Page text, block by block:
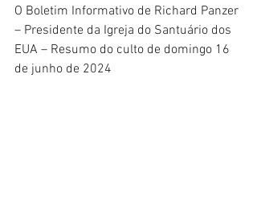
O Boletim Informativo de Richard Panzer
– Presidente da Igreja do Santuário dos
EUA – Resumo do culto de domingo 16
de junho de 2024